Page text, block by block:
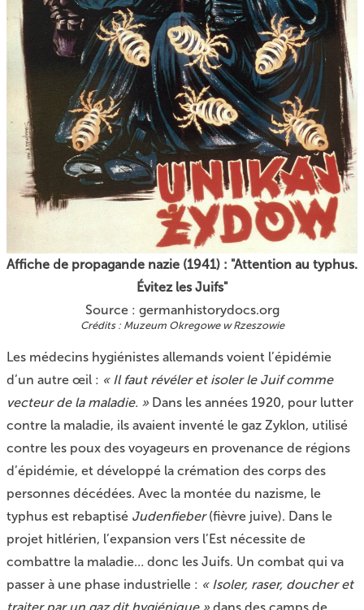
Affiche de propagande nazie (1941) : "Attention au typhus.
Évitez les Juifs"
Source : germanhistorydocs.org
Muzeum Okregowe w Rzeszowie
Les médecins hygiénistes allemands voient l’épidémie
d’un autre œil : « Il faut révéler et isoler le Juif comme
vecteur de la maladie. » Dans les années 1920, pour lutter
contre la maladie, ils avaient inventé le gaz Zyklon, utilisé
contre les poux des voyageurs en provenance de régions
d’épidémie, et développé la crémation des corps des
personnes décédées. Avec la montée du nazisme, le
typhus est rebaptisé Judenfieber(fièvre juive). Dans le
projet hitlérien, l’expansion vers l’Est nécessite de
combattre la maladie… donc les Juifs. Un combat qui va
passer à une phase industrielle : « Isoler, raser, doucher et